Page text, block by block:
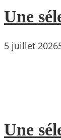
Une
5 juillet 2026
Une